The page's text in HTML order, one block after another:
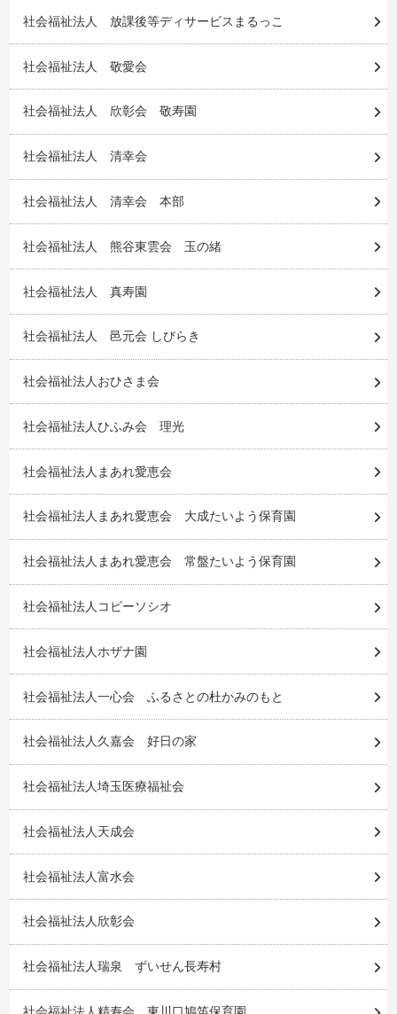
社会福祉法人 放課後等ディサービスまるっこ
社会福祉法人 敬愛会
社会福祉法人 欣彰会 敬寿園
社会福祉法人 清幸会
社会福祉法人 清幸会 本部
社会福祉法人 熊谷東雲会 玉の緒
社会福祉法人 真寿園
社会福祉法人 邑元会 しびらき
社会福祉法人おひさま会
社会福祉法人ひふみ会 理光
社会福祉法人まあれ愛恵会
社会福祉法人まあれ愛恵会 大成たいよう保育園
社会福祉法人まあれ愛恵会 常盤たいよう保育園
社会福祉法人コビーソシオ
社会福祉法人ホザナ園
社会福祉法人一心会 ふるさとの杜かみのもと
社会福祉法人久嘉会 好日の家
社会福祉法人埼玉医療福祉会
社会福祉法人天成会
社会福祉法人富水会
社会福祉法人欣彰会
社会福祉法人瑞泉 ずいせん長寿村